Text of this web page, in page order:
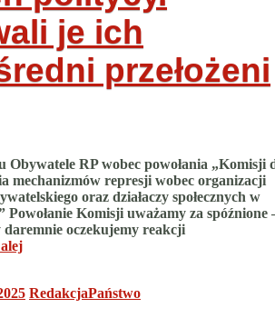
je ich
przełożeni
Obywatele RP wobec powołania „Komisji
mechanizmów represji wobec organizacji
oraz działaczy społecznych w
Powołanie Komisji uważamy za spóźnione
daremnie oczekujemy reakcji
RedakcjaPaństwo